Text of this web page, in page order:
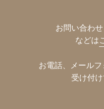
お問い合わ
などは
お電話、メール
受け付け